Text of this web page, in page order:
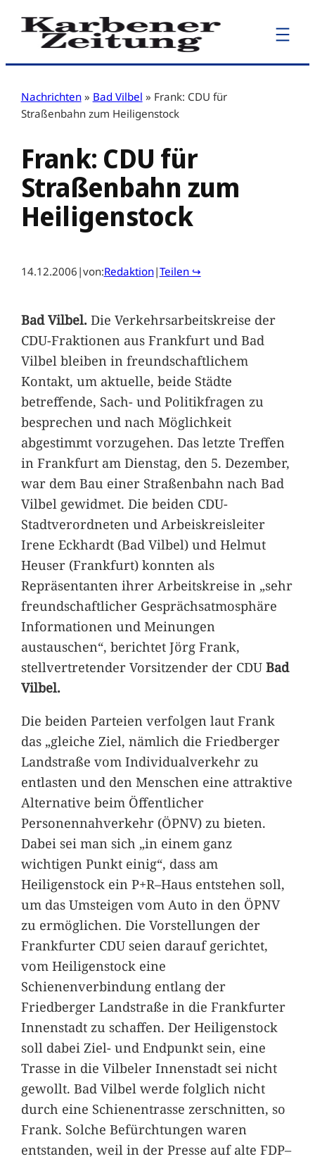
Zum
Inhalt
Nachrichten » Bad Vilbel » Frank: CDU für
Straßenbahn zum Heiligenstock
Frank: CDU für
Straßenbahn zum
Heiligenstock
14.12.2006 |von:Redaktion|Teilen ↪
Bad Vilbel.Die Verkehrsarbeitskreise der
CDU-Fraktionen aus Frankfurt und Bad
Vilbel bleiben in freundschaftlichem
Kontakt, um aktuelle, beide Städte
betreffende, Sach- und Politikfragen zu
besprechen und nach Möglichkeit
abgestimmt vorzugehen. Das letzte Treffen
in Frankfurt am Dienstag, den 5. Dezember,
war dem Bau einer Straßenbahn nach Bad
Vilbel gewidmet. Die beiden CDU-
Stadtverordneten und Arbeiskreisleiter
Irene Eckhardt (Bad Vilbel) und Helmut
Heuser (Frankfurt) konnten als
Repräsentanten ihrer Arbeitskreise in „sehr
freundschaftlicher Gesprächsatmosphäre
Informationen und Meinungen
austauschen“, berichtet Jörg Frank,
stellvertretender Vorsitzender der CDU Bad
Vilbel.
Die beiden Parteien verfolgen laut Frank
das „gleiche Ziel, nämlich die Friedberger
Landstraße vom Individualverkehr zu
entlasten und den Menschen eine attraktive
Alternative beim Öffentlicher
Personennahverkehr (ÖPNV) zu bieten.
Dabei sei man sich „in einem ganz
wichtigen Punkt einig“, dass am
Heiligenstock ein P+R–Haus entstehen soll,
um das Umsteigen vom Auto in den ÖPNV
zu ermöglichen. Die Vorstellungen der
Frankfurter CDU seien darauf gerichtet,
vom Heiligenstock eine
Schienenverbindung entlang der
Friedberger Landstraße in die Frankfurter
Innenstadt zu schaffen. Der Heiligenstock
soll dabei Ziel- und Endpunkt sein, eine
Trasse in die Vilbeler Innenstadt sei nicht
gewollt. Bad Vilbel werde folglich nicht
durch eine Schienentrasse zerschnitten, so
Frank. Solche Befürchtungen waren
entstanden, weil in der Presse auf alte FDP–